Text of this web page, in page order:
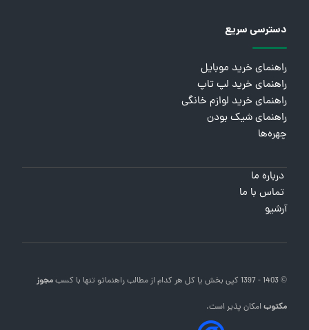
دسترسی سریع
راهنمای خرید موبایل
راهنمای خرید لپ تاپ
راهنمای خرید لوازم خانگی
راهنمای شیک بودن
چهره‌ها
درباره ما
تماس با ما
آرشیو
© 1403 - 1397 کپی بخش یا کل هر کدام از مطالب راهنماتو تنها با کسبمجوز
مکتوبامکان پذیر است.